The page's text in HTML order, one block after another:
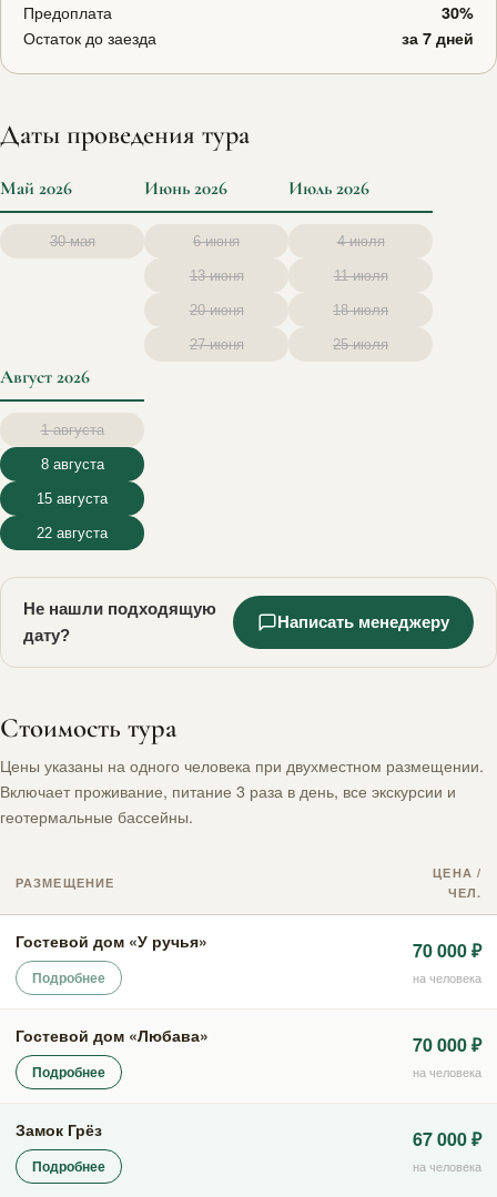
Предоплата
30%
Остаток до заезда
за 7 дней
Даты проведения тура
Май 2026
30 мая
Июнь 2026
6 июня
13 июня
20 июня
27 июня
Июль 2026
4 июля
11 июля
18 июля
25 июля
Август 2026
1 августа
8 августа
15 августа
22 августа
Не нашли подходящую
дату?
Написать менеджеру
Стоимость тура
Цены указаны на одного человека при двухместном размещении.
Включает проживание, питание 3 раза в день, все экскурсии и
геотермальные бассейны.
РАЗМЕЩЕНИЕ
ЦЕНА /
ЧЕЛ.
Гостевой дом «У ручья»
Подробнее
70 000 ₽
на человека
Гостевой дом «Любава»
Подробнее
70 000 ₽
на человека
Замок Грёз
Подробнее
67 000 ₽
на человека